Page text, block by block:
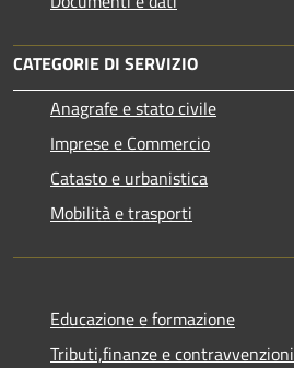
CATEGORIE DI SERVIZIO
Anagrafe e stato civile
Imprese e Commercio
Catasto e urbanistica
Mobilità e trasporti
Educazione e formazione
Tributi,finanze e contravvenzioni